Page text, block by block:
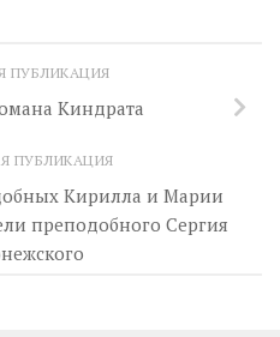
ПУБЛИКАЦИЯ
Киндрата
ПУБЛИКАЦИЯ
Кирилла и Марии
преподобного Сергия